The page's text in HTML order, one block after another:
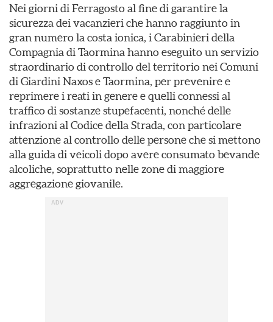
Nei giorni di Ferragosto al fine di garantire la
sicurezza dei vacanzieri che hanno raggiunto in
gran numero la costa ionica, i Carabinieri della
Compagnia di Taormina hanno eseguito un servizio
straordinario di controllo del territorio nei Comuni
di Giardini Naxos e Taormina, per prevenire e
reprimere i reati in genere e quelli connessi al
traffico di sostanze stupefacenti, nonché delle
infrazioni al Codice della Strada, con particolare
attenzione al controllo delle persone che si mettono
alla guida di veicoli dopo avere consumato bevande
alcoliche, soprattutto nelle zone di maggiore
aggregazione giovanile.